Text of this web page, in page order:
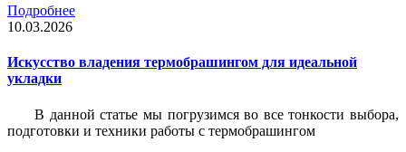
Подробнее
10.03.2026
Искусство владения термобрашингом для идеальной
укладки
В данной статье мы погрузимся во все тонкости выбора,
подготовки и техники работы с термобрашингом